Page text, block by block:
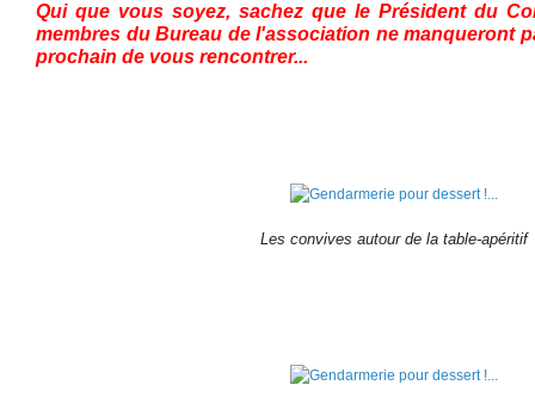
Qui que vous soyez, sachez que le Président du
membres du Bureau de l'association ne manqueront
prochain de vous rencontrer...
Les convives autour de la table-apéritif